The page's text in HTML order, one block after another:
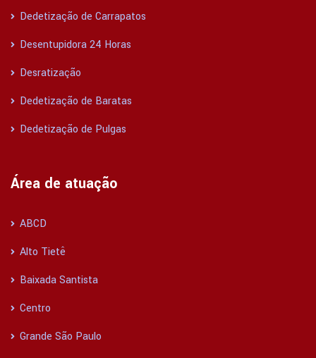
Dedetização de Carrapatos
Desentupidora 24 Horas
Desratização
Dedetização de Baratas
Dedetização de Pulgas
Área de atuação
ABCD
Alto Tietê
Baixada Santista
Centro
Grande São Paulo